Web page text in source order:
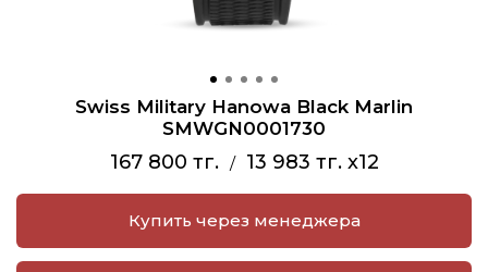
Swiss Military Hanowa Black Marlin
SMWGN0001730
167 800 тг. / 13 983 тг. x12
Купить через менеджера